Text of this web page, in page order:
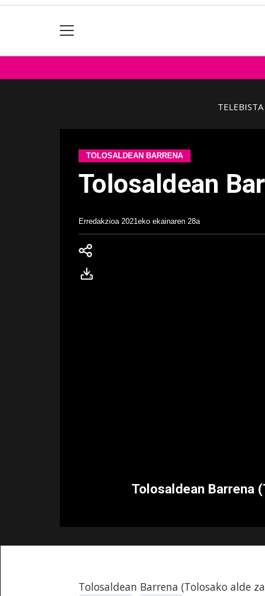
TELEBISTA
TOLOSALDEAN BARRENA
Tolosaldean
Erredakzioa 2021eko ekainaren 28a
Tolosaldean Barrena
Tolosaldean Barrena (Tolosako alde